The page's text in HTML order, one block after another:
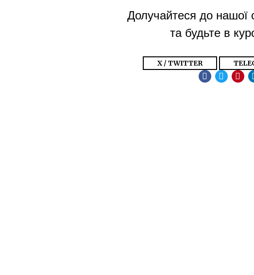
Долучайтеся до нашої
та будьте в
X / TWITTER